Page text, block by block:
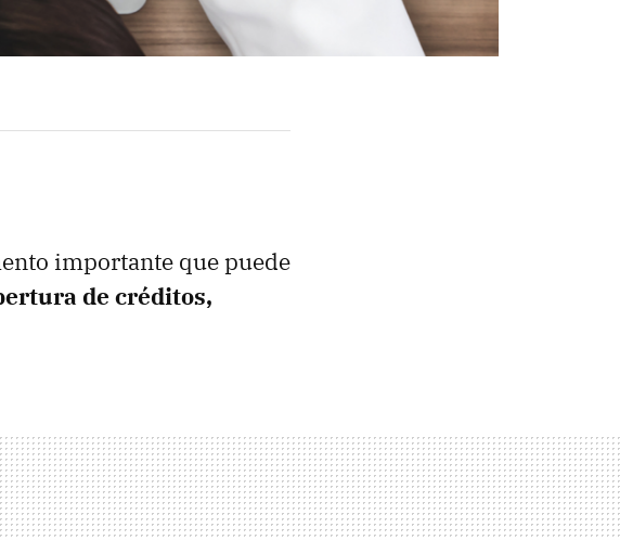
importante que puede
de créditos,